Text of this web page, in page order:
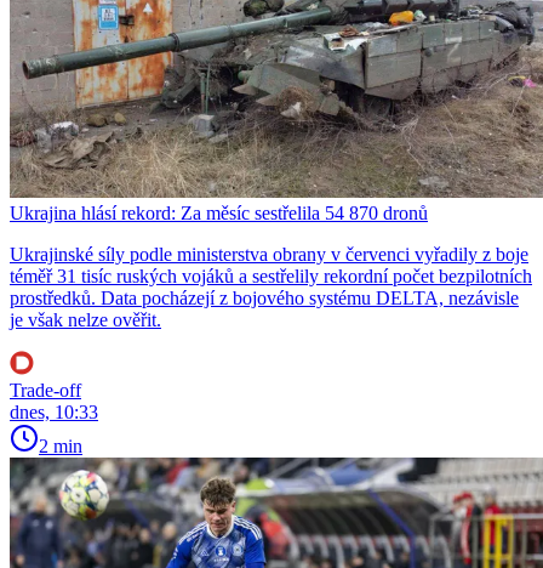
Ukrajina hlásí rekord: Za měsíc sestřelila 54 870 dronů
Ukrajinské síly podle ministerstva obrany v červenci vyřadily z boje
téměř 31 tisíc ruských vojáků a sestřelily rekordní počet bezpilotních
prostředků. Data pocházejí z bojového systému DELTA, nezávisle
je však nelze ověřit.
Trade-off
dnes, 10:33
2 min